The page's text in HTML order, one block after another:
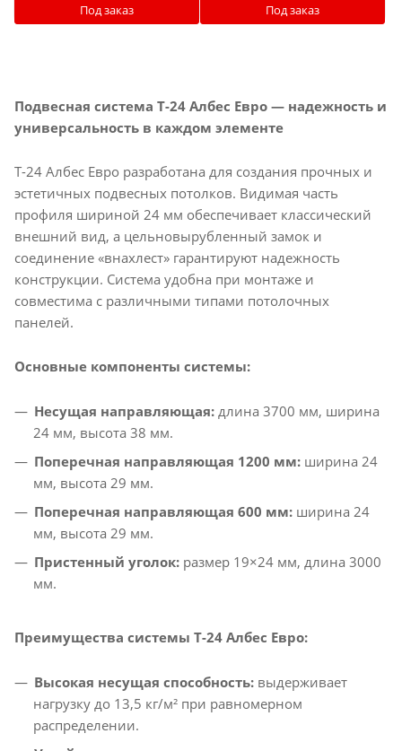
Под заказ Под заказ
Подвесная система T-24 Албес Евро — надежность и
универсальность в каждом элементе
T-24 Албес Евро разработана для создания прочных и
эстетичных подвесных потолков. Видимая часть
профиля шириной 24 мм обеспечивает классический
внешний вид, а цельновырубленный замок и
соединение «внахлест» гарантируют надежность
конструкции. Система удобна при монтаже и
совместима с различными типами потолочных
панелей.​
Основные компоненты системы:
Несущая направляющая: длина 3700 мм, ширина
24 мм, высота 38 мм.​
Поперечная направляющая 1200 мм: ширина 24
мм, высота 29 мм.​
Поперечная направляющая 600 мм: ширина 24
мм, высота 29 мм.​
Пристенный уголок: размер 19×24 мм, длина 3000
мм.​
Преимущества системы T-24 Албес Евро:
Высокая несущая способность: выдерживает
нагрузку до 13,5 кг/м² при равномерном
распределении.​